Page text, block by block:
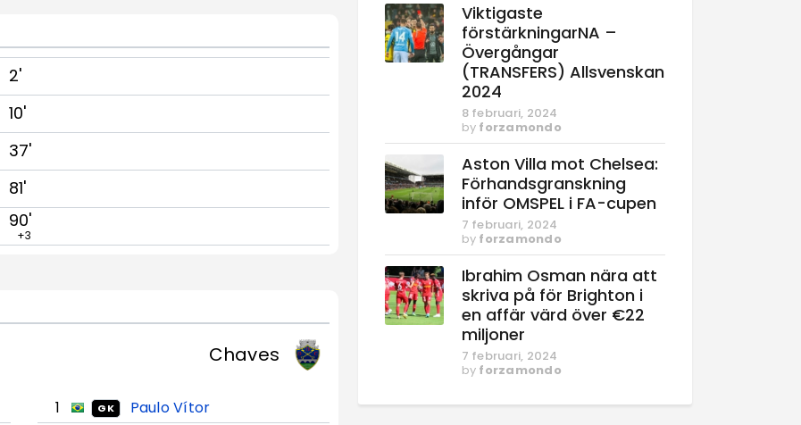
2'
10'
37'
81'
90'
+3
Chaves
1 GK
Paulo Vítor
Viktigaste
förstärkningarNA –
Övergångar
(TRANSFERS) Allsvenskan
2024
8 februari, 2024
by forzamondo
Aston Villa mot Chelsea:
Förhandsgranskning
inför OMSPEL i FA-cupen
7 februari, 2024
by forzamondo
Ibrahim Osman nära att
skriva på för Brighton i
en affär värd över €22
miljoner
7 februari, 2024
by forzamondo